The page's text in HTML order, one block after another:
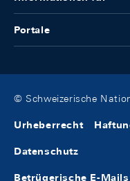
Portale
© Schweizerische
Urheberrecht
Datenschutz
Betrügerische E-